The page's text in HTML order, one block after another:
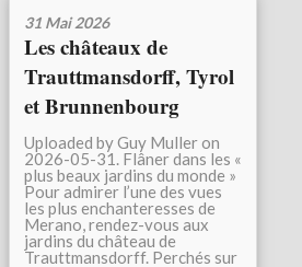
31 Mai 2026
Les châteaux de
Trauttmansdorff, Tyrol
et Brunnenbourg
Uploaded by Guy Muller on
2026-05-31. Flâner dans les «
plus beaux jardins du monde »
Pour admirer l’une des vues
les plus enchanteresses de
Merano, rendez-vous aux
jardins du château de
Trauttmansdorff. Perchés sur